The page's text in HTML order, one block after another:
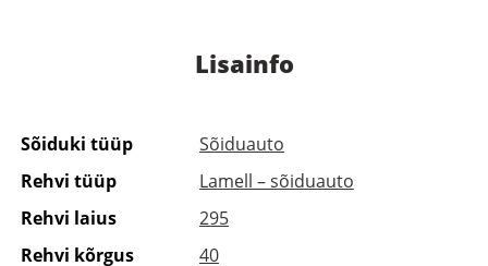
Lisainfo
Sõiduki tüüp
Sõiduauto
Rehvi tüüp
Lamell – sõiduauto
Rehvi laius
295
Rehvi kõrgus
40